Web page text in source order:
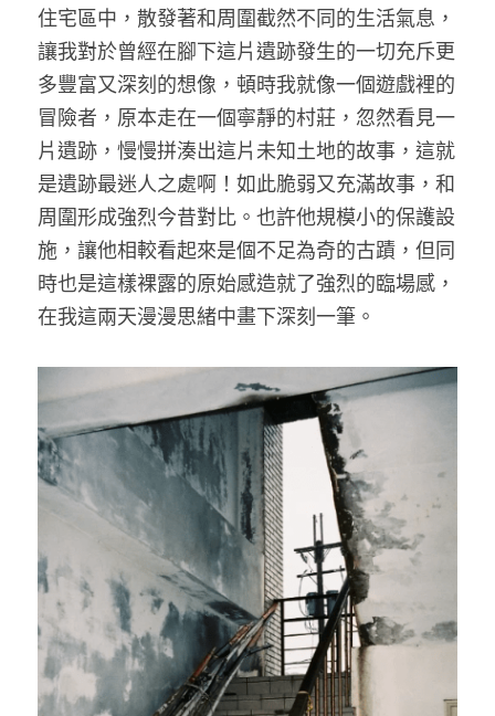
住宅區中，散發著和周圍截然不同的生活氣息，
讓我對於曾經在腳下這片遺跡發生的一切充斥更
多豐富又深刻的想像，頓時我就像一個遊戲裡的
冒險者，原本走在一個寧靜的村莊，忽然看見一
片遺跡，慢慢拼湊出這片未知土地的故事，這就
是遺跡最迷人之處啊！如此脆弱又充滿故事，和
周圍形成強烈今昔對比。也許他規模小的保護設
施，讓他相較看起來是個不足為奇的古蹟，但同
時也是這樣裸露的原始感造就了強烈的臨場感，
在我這兩天漫漫思緒中畫下深刻一筆。